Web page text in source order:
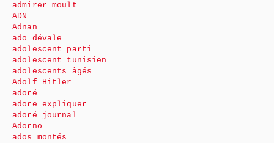
admirer moult
ADN
Adnan
ado dévale
adolescent parti
adolescent tunisien
adolescents âgés
Adolf Hitler
adoré
adore expliquer
adoré journal
Adorno
ados montés